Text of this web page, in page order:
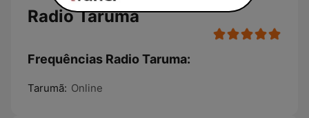
Radio Taruma
Frequências Radio Taruma:
Tarumã: Online